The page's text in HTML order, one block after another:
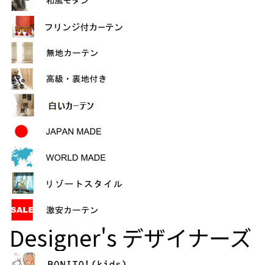
Designer's デザイナーズ